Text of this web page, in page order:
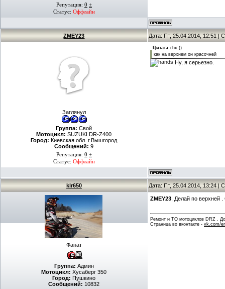
Репутация: 0 ±
Статус: Оффлайн
ZMEY23 Дата: Пт, 25.04.2014, 12:51 |
Заглянул
Группа: Свой
Мотоцикл: SUZUKI DR-Z400
Город: Киевская обл. г.Вышгород
Сообщений: 9
Репутация: 0 ±
Статус: Оффлайн
Цитата chx ()
как на верхнем он красочней
Hу, я серьезно.
klr650 Дата: Пт, 25.04.2014, 13:24 |
Фанат
Группа: Админ
Мотоцикл: Хусаберг 350
Город: Пушкино
Сообщений: 10832
ZMEY23 , Делай по
Ремонт и ТО мотоциклов DRZ .
Страница во вконтакте - vk.com/